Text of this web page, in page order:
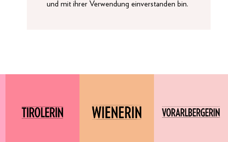
und mit ihrer Verwendung einverstanden bin.